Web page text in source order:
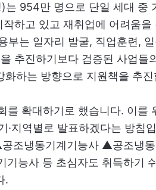
954만 명으로 단일 세대 중
하고 있고 재취업에 어려움을
부는 일자리 발굴, 직업훈련,
추진하기보다 검증된 사업들
하는 방향으로 지원책을 추진
확대하기로 했습니다. 이를
지역별로 발표하겠다는 방침
조냉동기계기능사 ▲공조냉
능사 등 초심자도 취득하기
.